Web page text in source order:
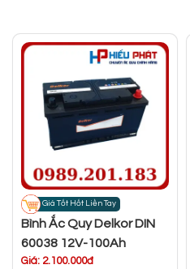
Giá Tốt Hốt Liền Tay
Bình Ắc Quy Delkor DIN
60038 12V-100Ah
Giá: 2.100.000đ